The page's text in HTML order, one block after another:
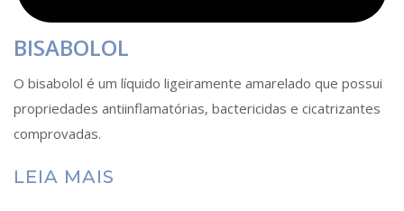
BISABOLOL
O bisabolol é um líquido ligeiramente amarelado que possui
propriedades antiinflamatórias, bactericidas e cicatrizantes
comprovadas.
LEIA MAIS